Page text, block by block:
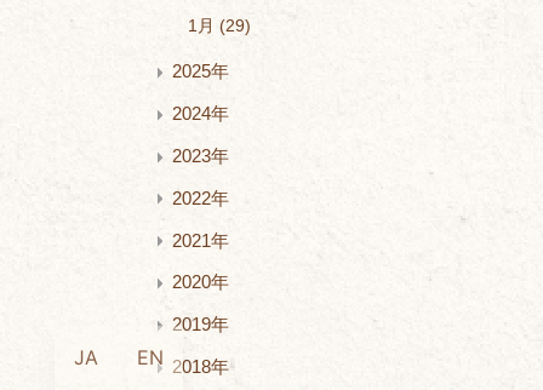
1月
29
2025年
2024年
2023年
2022年
2021年
2020年
2019年
2018年
JA EN